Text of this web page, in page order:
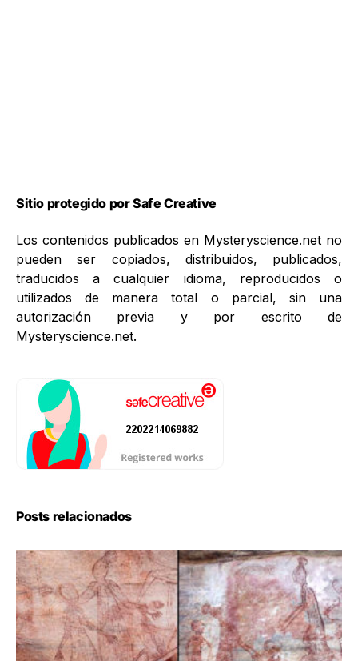
Sitio protegido por Safe Creative
Los contenidos publicados en Mysteryscience.net no
pueden ser copiados, distribuidos, publicados,
traducidos a cualquier idioma, reproducidos o
utilizados de manera total o parcial, sin una
autorización previa y por escrito de
Mysteryscience.net.
Posts relacionados